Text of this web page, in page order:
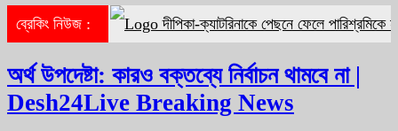
ব্রেকিং নিউজ : দীপিকা-ক্যাটরিনাকে পেছনে ফেলে পারিশ্রমিকে
অর্থ উপদেষ্টা: কারও বক্তব্যে নির্বাচন থামবে না |
Desh24Live Breaking News